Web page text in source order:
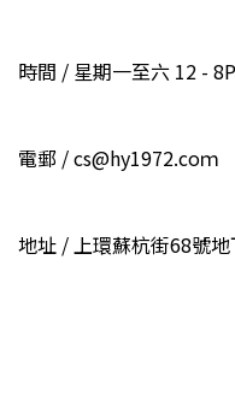
時間 / 星期一至六 12 -
電郵 / cs@hy1972.coｍ
地址 / 上環蘇杭街68號地